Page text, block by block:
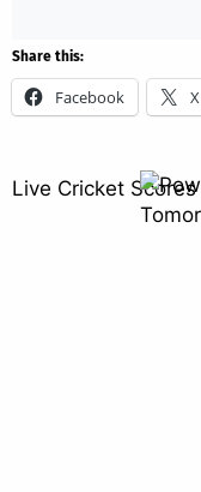
Share this:
Facebook X
Live Cricket Scores